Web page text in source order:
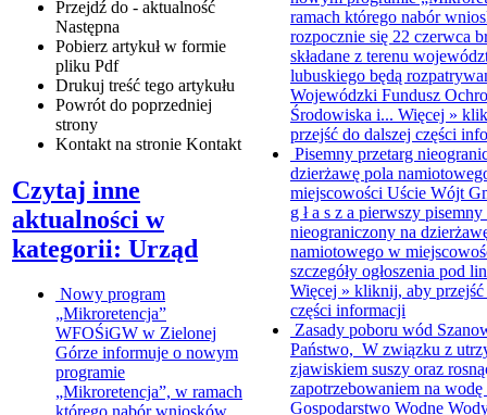
Przejdź do - aktualność
Następna
Pobierz artykuł w formie
pliku Pdf
Drukuj treść tego artykułu
Powrót do poprzedniej
strony
Kontakt na stronie Kontakt
Czytaj inne
aktualności w
kategorii: Urząd
Nowy program
„Mikroretencja”
WFOŚiGW w Zielonej
Górze informuje o nowym
programie
„Mikroretencja”, w ramach
ramach którego nabór
rozpocznie się 22 czerwca
składane z terenu
lubuskiego będą
Wojewódzki Fundusz
Środowiska i... Więcej »
przejść do dalszej części
Pisemny przetarg
dzierżawę pola
miejscowości Uście Wójt
g ł a s z a pierwszy
nieograniczony na
namiotowego w
szczegóły ogłoszenia pod
Więcej » kliknij, aby przejść
części informacji
Zasady poboru wód
Państwo, W związku z
zjawiskiem suszy oraz
zapotrzebowaniem na
Gospodarstwo Wodne